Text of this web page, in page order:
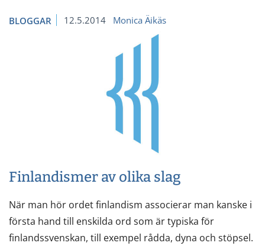
BLOGGAR 12.5.2014 Monica Äikäs
Finlandismer av olika slag
När man hör ordet finlandism associerar man kanske i
första hand till enskilda ord som är typiska för
finlandssvenskan, till exempel rådda, dyna och stöpsel.